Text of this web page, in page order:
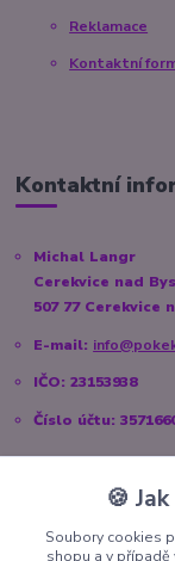
Reklamace
Kontaktní
Kontaktní
Michal Langr
Cerekvice nad
507 77 Cerekvice
E-mail:
IČO: 23153938
Číslo účtu:
Sociální sítě
🍪
Soubory cookies
shopu a v